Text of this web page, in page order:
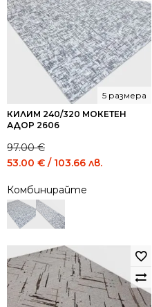
КИЛИМ 240/320 МОКЕТЕН
АДОР 2606
5 размера
97.00€
Original
was:
97.00 €
/
лв..
53.00 € / 103.66 лв.
лв..
Комбинирайте